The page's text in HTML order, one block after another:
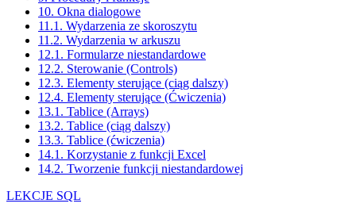
10. Okna dialogowe
11.1. Wydarzenia ze skoroszytu
11.2. Wydarzenia w arkuszu
12.1. Formularze niestandardowe
12.2. Sterowanie (Controls)
12.3. Elementy sterujące (ciąg dalszy)
12.4. Elementy sterujące (Ćwiczenia)
13.1. Tablice (Arrays)
13.2. Tablice (ciąg dalszy)
13.3. Tablice (ćwiczenia)
14.1. Korzystanie z funkcji Excel
14.2. Tworzenie funkcji niestandardowej
LEKCJE SQL